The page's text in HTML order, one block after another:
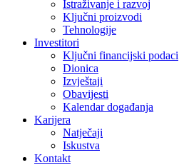
Istraživanje i razvoj
Ključni proizvodi
Tehnologije
Investitori
Ključni financijski podaci
Dionica
Izvještaji
Obavijesti
Kalendar događanja
Karijera
Natječaji
Iskustva
Kontakt